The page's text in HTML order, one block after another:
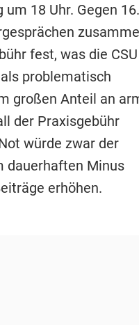
18 Uhr. Gegen
fest, was die
problematisch
großen Anteil an
der Praxisgebühr
würde zwar der
dauerhaften Minus
erhöhen.